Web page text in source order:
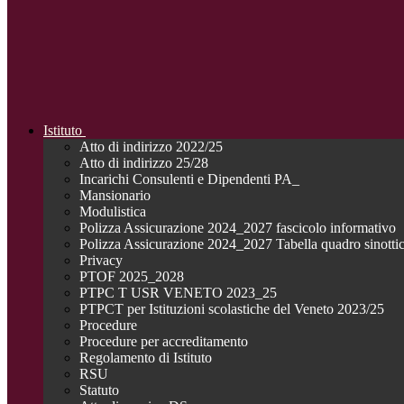
Istituto
Atto di indirizzo 2022/25
Atto di indirizzo 25/28
Incarichi Consulenti e Dipendenti PA_
Mansionario
Modulistica
Polizza Assicurazione 2024_2027 fascicolo informativo
Polizza Assicurazione 2024_2027 Tabella quadro
Privacy
PTOF 2025_2028
PTPC T USR VENETO 2023_25
PTPCT per Istituzioni scolastiche del Veneto 2023/25
Procedure
Procedure per accreditamento
Regolamento di Istituto
RSU
Statuto